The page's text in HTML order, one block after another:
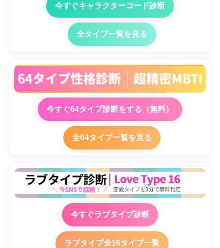
今すぐキャラクターコード診断
全タイプ一覧を見る
今すぐ64タイプ診断をする（無料）
全64タイプ一覧を見る
今すぐラブタイプ診断
ラブタイプ全16タイプ一覧